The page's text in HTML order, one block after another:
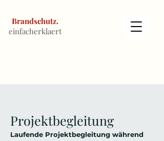
Brandschutz.
einfacherklaert
Projektbegleitung
Laufende Projektbegleitung während